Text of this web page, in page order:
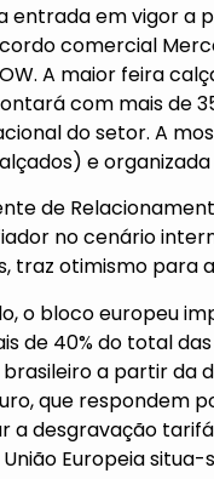
entrada em vigor a
comercial
A maior feira
com mais de
do setor. A
e
de
no cenário
traz otimismo para
o bloco europeu
de 40% do total
a partir da
que respondem
a desgravação
Europeia situa-